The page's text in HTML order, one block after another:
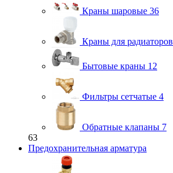
Краны шаровые 36
Краны для радиаторов
Бытовые краны 12
Фильтры сетчатые 4
Обратные клапаны 7
63
Предохранительная арматура